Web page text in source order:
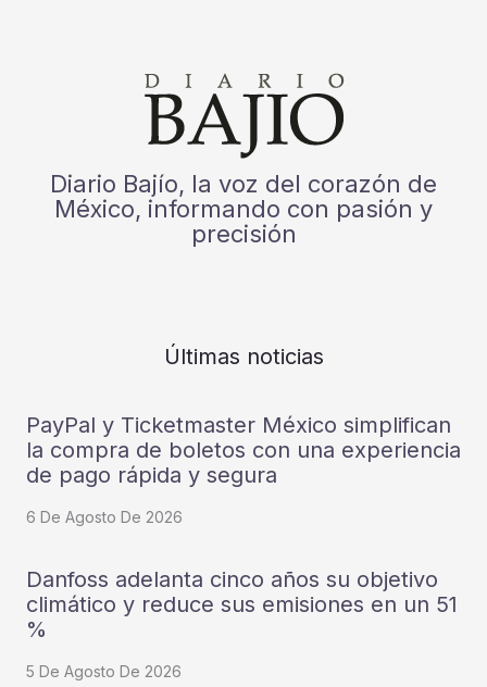
Diario Bajío, la voz del corazón de
México, informando con pasión y
precisión
Últimas noticias
PayPal y Ticketmaster México simplifican
la compra de boletos con una experiencia
de pago rápida y segura
6 De Agosto De 2026
Danfoss adelanta cinco años su objetivo
climático y reduce sus emisiones en un 51
%
5 De Agosto De 2026